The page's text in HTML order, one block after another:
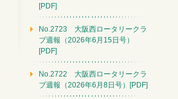
[PDF]
No.2723 大阪西ロータリークラ
ブ週報（2026年6月15日号）
[PDF]
No.2722 大阪西ロータリークラ
ブ週報（2026年6月8日号）[PDF]